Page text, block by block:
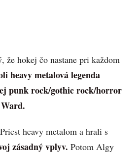
že hokej čo nastane pri každom
heavy metalová legenda
punk rock/gothic rock/horror
heavy metalom a hrali s
zásadný vplyv. Potom Algy